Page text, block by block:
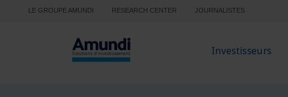
Aller au contenu principal
LE GROUPE AMUNDI RESEARCH CENTER JOURNALISTES
Investisseurs